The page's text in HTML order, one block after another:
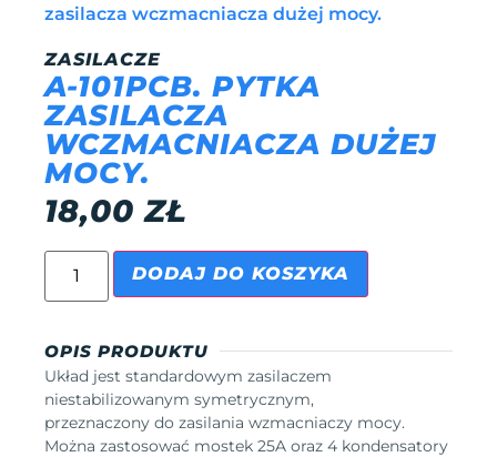
zasilacza wczmacniacza dużej mocy.
ZASILACZE
A-101PCB. PYTKA
ZASILACZA
WCZMACNIACZA DUŻEJ
MOCY.
18,00ZŁ
DODAJ DO KOSZYKA
OPIS PRODUKTU
Układ jest standardowym zasilaczem
niestabilizowanym symetrycznym,
przeznaczony do zasilania wzmacniaczy mocy.
Można zastosować mostek 25A oraz 4 kondensatory